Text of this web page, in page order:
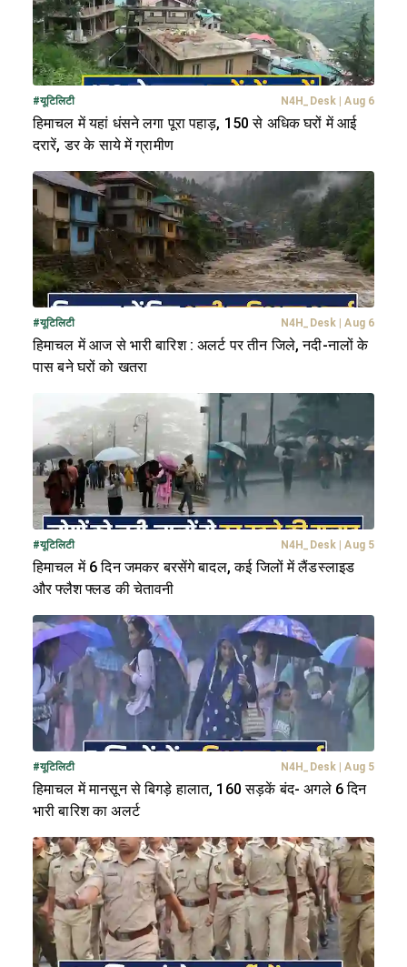
#यूटिलिटी N4H_Desk Aug 6
हिमाचल में यहां धंसने लगा पूरा पहाड़, 150 से अधिक घरों में आई
दरारें, डर के साये में ग्रामीण
#यूटिलिटी N4H_Desk Aug 6
हिमाचल में आज से भारी बारिश : अलर्ट पर तीन जिले, नदी-नालों के
पास बने घरों को खतरा
#यूटिलिटी N4H_Desk Aug 5
हिमाचल में 6 दिन जमकर बरसेंगे बादल, कई जिलों में लैंडस्लाइड
और फ्लैश फ्लड की चेतावनी
#यूटिलिटी N4H_Desk Aug 5
हिमाचल में मानसून से बिगड़े हालात, 160 सड़कें बंद- अगले 6 दिन
भारी बारिश का अलर्ट